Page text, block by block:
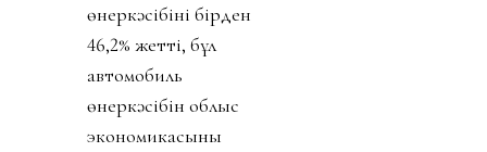
өнеркәсібінің бірден
46,2% жетті, бұл
автомобиль
өнеркәсібін облыс
экономикасының